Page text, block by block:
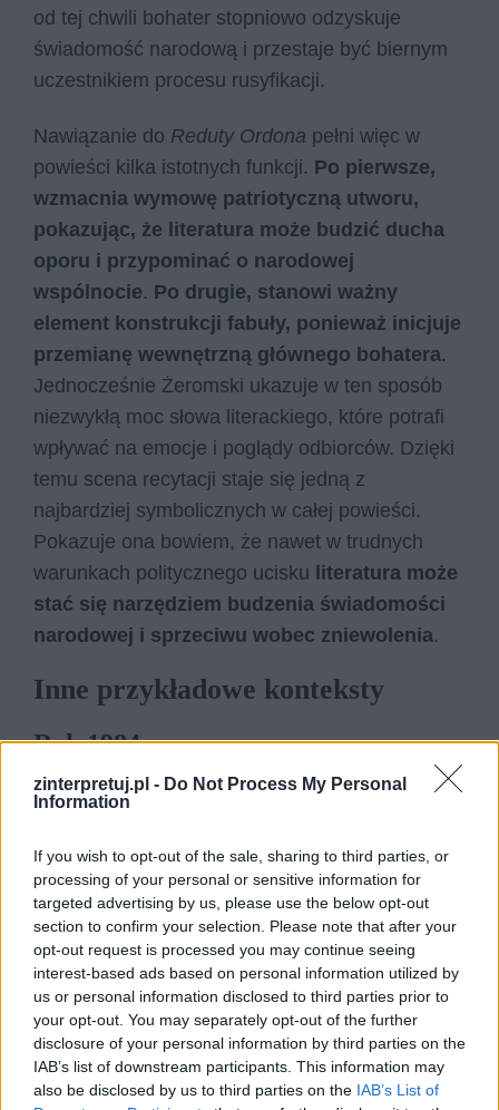
zinterpretuj.pl - Do Not Process My Personal
Information
If you wish to opt-out of the sale, sharing to third parties, or
processing of your personal or sensitive information for
targeted advertising by us, please use the below opt-out
section to confirm your selection. Please note that after your
opt-out request is processed you may continue seeing
interest-based ads based on personal information utilized by
us or personal information disclosed to third parties prior to
your opt-out. You may separately opt-out of the further
disclosure of your personal information by third parties on the
IAB’s list of downstream participants. This information may
also be disclosed by us to third parties on the IAB’s List of
od tej chwili bohater stopniowo odzyskuje
świadomość narodową i przestaje być biernym
uczestnikiem procesu rusyfikacji.
Nawiązanie do Reduty Ordona pełni więc w
powieści kilka istotnych funkcji. Po pierwsze,
wzmacnia wymowę patriotyczną utworu,
pokazując, że literatura może budzić ducha
oporu i przypominać o narodowej
wspólnocie. Po drugie, stanowi ważny
element konstrukcji fabuły, ponieważ inicjuje
przemianę wewnętrzną głównego bohatera.
Jednocześnie Żeromski ukazuje w ten sposób
niezwykłą moc słowa literackiego, które potrafi
wpływać na emocje i poglądy odbiorców. Dzięki
temu scena recytacji staje się jedną z
najbardziej symbolicznych w całej powieści.
Pokazuje ona bowiem, że nawet w trudnych
warunkach politycznego ucisku literatura może
stać się narzędziem budzenia świadomości
narodowej i sprzeciwu wobec zniewolenia.
Inne przykładowe konteksty
Rok 1984
Powieść George’a OrwellaRok 1984jest
wcześniejszych dzieł literackich opisujących
wizje społeczeństw totalitarnych i utopijnych.
Autor prowadzi w niej swoisty dialog z
wcześniejszą tradycją literacką, zwłaszcza z
powieściami ukazującymi idealne lub pozornie
idealne społeczeństwa. Orwell odwołuje się
między innymi do schematów znanych z takich
utworów jakNowy wspaniały światAldousa